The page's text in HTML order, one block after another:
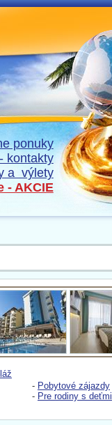
ponuky
kontakty
a výlety
- AKCIE
- Pobytové zájazdy
- Pre rodiny s deťmi